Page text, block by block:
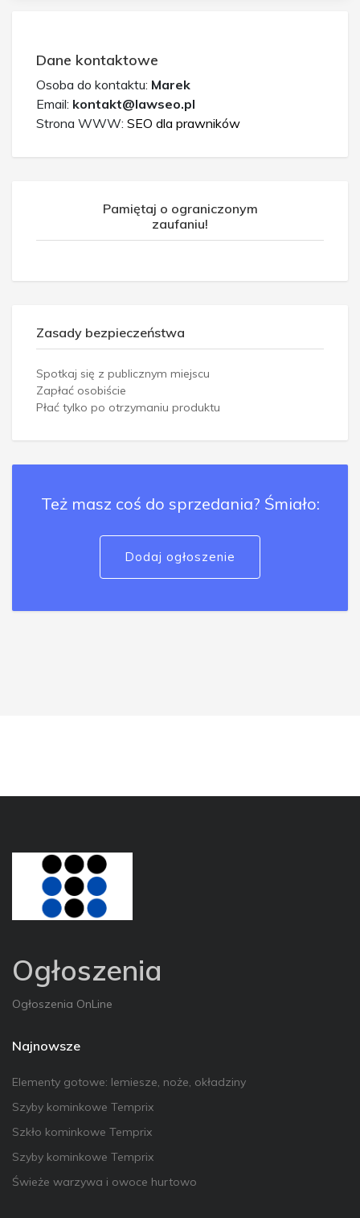
Dane kontaktowe
Osoba do kontaktu: Marek
Email: kontakt@lawseo.pl
Strona WWW: SEO dla prawników
Pamiętaj o ograniczonym
zaufaniu!
Zasady bezpieczeństwa
Spotkaj się z publicznym miejscu
Zapłać osobiście
Płać tylko po otrzymaniu produktu
Też masz coś do sprzedania? Śmiało:
Dodaj ogłoszenie
Ogłoszenia
Ogłoszenia OnLine
Najnowsze
Elementy gotowe: lemiesze, noże, okładziny
Szyby kominkowe Temprix
Szkło kominkowe Temprix
Szyby kominkowe Temprix
Świeże warzywa i owoce hurtowo